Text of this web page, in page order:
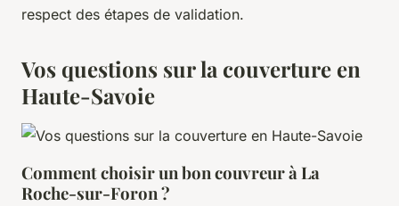
respect des étapes de validation.
Vos questions sur la couverture en
Haute-Savoie
Comment choisir un bon couvreur à La
Roche-sur-Foron ?